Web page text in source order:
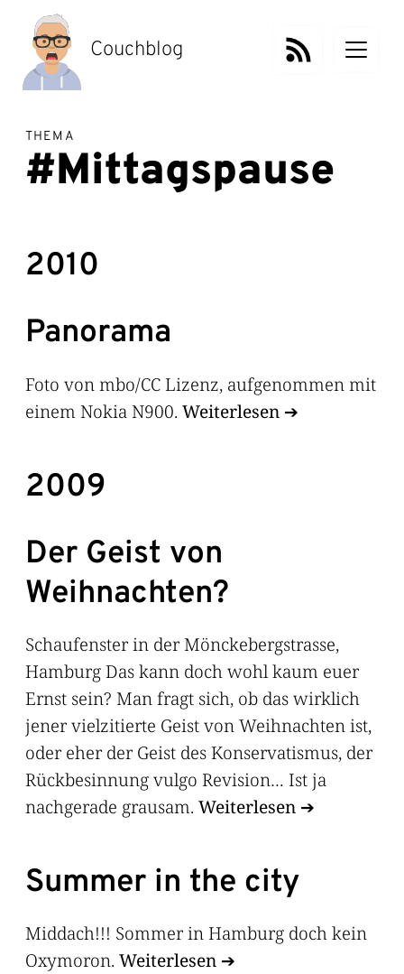
Inhalt
springen
Couchblog
THEMA
#Mittagspause
2010
Panorama
Foto von mbo/CC Lizenz, aufgenommen mit
einem Nokia N900. Weiterlesen
2009
Der Geist von
Weihnachten?
Schaufenster in der Mönckebergstrasse,
Hamburg Das kann doch wohl kaum euer
Ernst sein? Man fragt sich, ob das wirklich
jener vielzitierte Geist von Weihnachten ist,
oder eher der Geist des Konservatismus, der
Rückbesinnung vulgo Revision… Ist ja
nachgerade grausam. Weiterlesen
Summer in the city
Middach!!! Sommer in Hamburg doch kein
Oxymoron. Weiterlesen